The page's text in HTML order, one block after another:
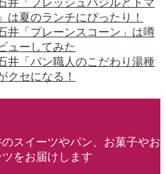
は夏のランチにぴったり！
井「プレーンスコーン」は噂
ューしてみた
井「パン職人のこだわり湯種
クセになる！
スイーツやパン、お菓子やお
をお届けします